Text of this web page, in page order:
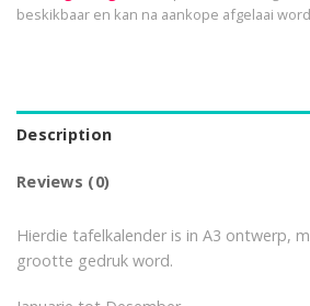
beskikbaar en kan na aankope afgelaai
Description
Reviews (0)
Hierdie tafelkalender is in A3 ontwerp,
grootte gedruk word.